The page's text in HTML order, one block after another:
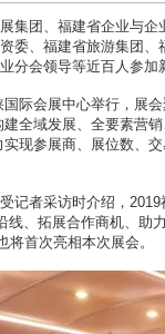
团、福建省企业与企
委、福建省旅游集团
分会领导等近百人参加
会展中心举行，展会
全域发展、全要素营
现参展商、展位数、
者采访时介绍，2019
、拓展合作商机、助
将首次亮相本次展会。